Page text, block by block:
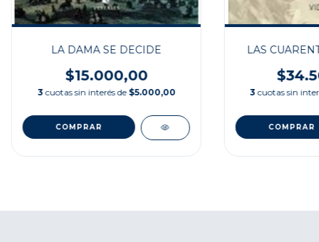
LA DAMA SE DECIDE
$15.000,00
3 cuotas sin interés de $5.000,00
LAS
3 cuotas sin